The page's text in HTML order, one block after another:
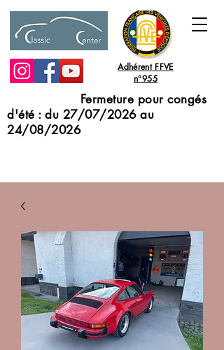
Adhérent FFVE
n°955
Fermeture pour congés
d'été : du 27/07/2026 au
24/08/2026